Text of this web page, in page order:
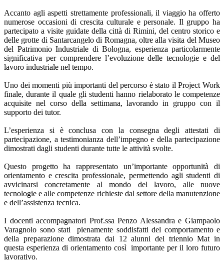
Accanto agli aspetti strettamente professionali, il viaggio ha offerto
numerose occasioni di crescita culturale e personale. Il gruppo ha
partecipato a visite guidate della città di Rimini, del centro storico e
delle grotte di Santarcangelo di Romagna, oltre alla visita del Museo
del Patrimonio Industriale di Bologna, esperienza particolarmente
significativa per comprendere l’evoluzione delle tecnologie e del
lavoro industriale nel tempo.
Uno dei momenti più importanti del percorso è stato il Project Work
finale, durante il quale gli studenti hanno rielaborato le competenze
acquisite nel corso della settimana, lavorando in gruppo con il
supporto dei tutor.
L’esperienza si è conclusa con la consegna degli attestati di
partecipazione, a testimonianza dell’impegno e della partecipazione
dimostrati dagli studenti durante tutte le attività svolte.
Questo progetto ha rappresentato un’importante opportunità di
orientamento e crescita professionale, permettendo agli studenti di
avvicinarsi concretamente al mondo del lavoro, alle nuove
tecnologie e alle competenze richieste dal settore della manutenzione
e dell’assistenza tecnica.
I docenti accompagnatori Prof.ssa Penzo Alessandra e Giampaolo
Varagnolo sono stati pienamente soddisfatti del comportamento e
della preparazione dimostrata dai 12 alunni del triennio Mat in
questa esperienza di orientamento così importante per il loro futuro
lavorativo.